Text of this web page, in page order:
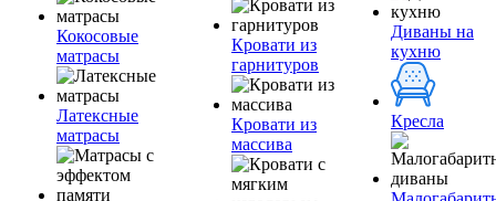
Кокосовые
матрасы
Латексные
матрасы
Кровати из
гарнитуров
Кровати из
массива
Диваны на
кухню
Кресла